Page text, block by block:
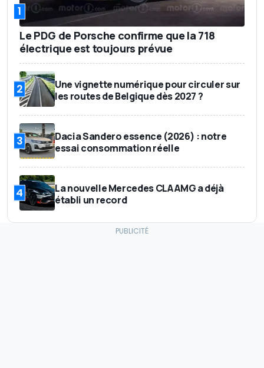
1
Le PDG de Porsche confirme que la 718
électrique est toujours prévue
2
Une vignette numérique pour circuler sur
les routes de Belgique dès 2027 ?
3
Dacia Sandero essence (2026) : notre
essai consommation réelle
4
La nouvelle Mercedes CLA AMG a déjà
établi un record